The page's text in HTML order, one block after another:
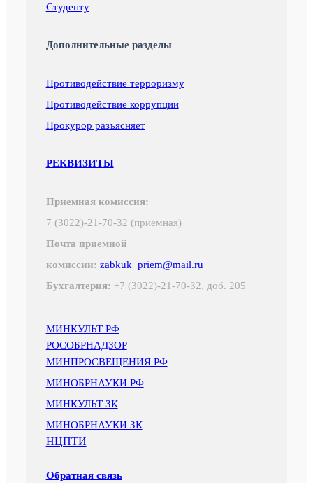
Студенту
Дополнительные разделы
Противодействие терроризму
Противодействие коррупции
Прокурор разъясняет
РЕКВИЗИТЫ
Приемная комиссия:
7 (3022)-21-70-32 (приемная)
Почта приемной
комиссии: zabkuk_priem@mail.ru
Бухгалтерия: +7 (3022)-21-70-32, доб. 205
МИНКУЛЬТ РФ
РОСОБРНАДЗОР
МИНПРОСВЕЩЕНИЯ РФ
МИНОБРНАУКИ РФ
МИНКУЛЬТ ЗК
МИНОБРНАУКИ ЗК
НЦПТИ
Обратная связь